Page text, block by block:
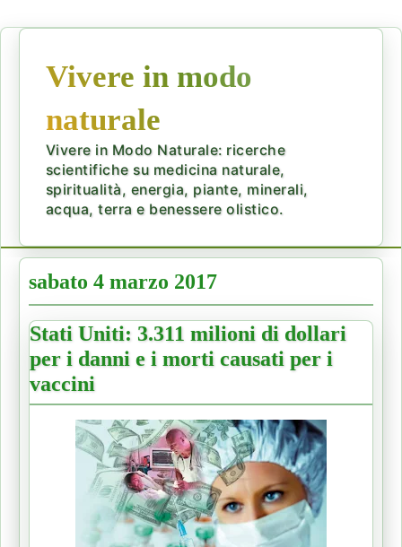
Vivere in modo
naturale
Vivere in Modo Naturale: ricerche
scientifiche su medicina naturale,
spiritualità, energia, piante, minerali,
acqua, terra e benessere olistico.
sabato 4 marzo 2017
Stati Uniti: 3.311 milioni di dollari
per i danni e i morti causati per i
vaccini